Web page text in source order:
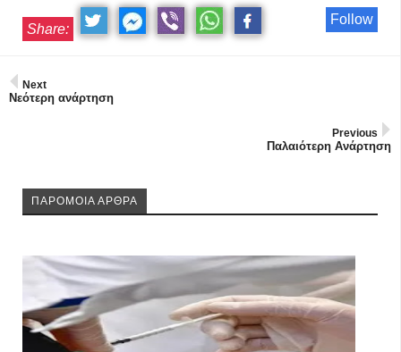
Follow
Share:
Next
Νεότερη ανάρτηση
Previous
Παλαιότερη Ανάρτηση
ΠΑΡΟΜΟΙΑ ΑΡΘΡΑ